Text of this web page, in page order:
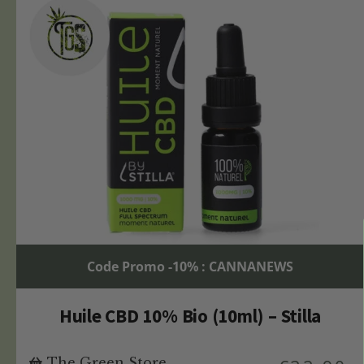
Code Promo -10% : CANNANEWS
Huile CBD 10% Bio (10ml) – Stilla